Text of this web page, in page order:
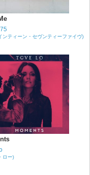
ンティーン・セヴンティーファイヴ)
ロー)